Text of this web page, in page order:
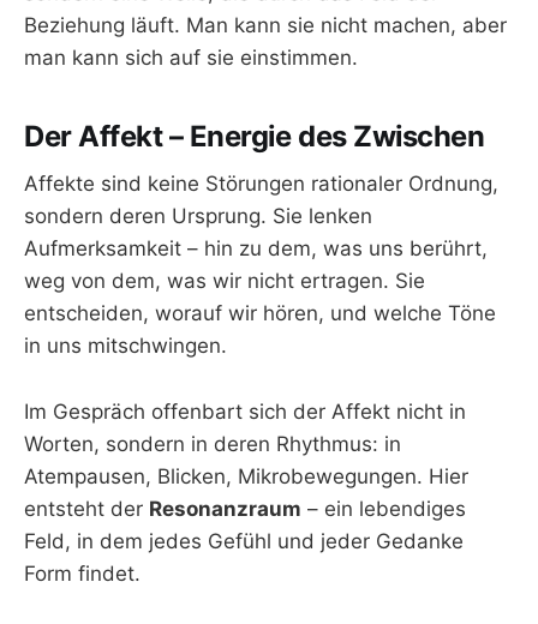
Beziehung läuft. Man kann sie nicht machen, aber
man kann sich auf sie einstimmen.
Der Affekt – Energie des Zwischen
Affekte sind keine Störungen rationaler Ordnung,
sondern deren Ursprung. Sie lenken
Aufmerksamkeit – hin zu dem, was uns berührt,
weg von dem, was wir nicht ertragen. Sie
entscheiden, worauf wir hören, und welche Töne
in uns mitschwingen.
Im Gespräch offenbart sich der Affekt nicht in
Worten, sondern in deren Rhythmus: in
Atempausen, Blicken, Mikrobewegungen. Hier
entsteht der Resonanzraum – ein lebendiges
Feld, in dem jedes Gefühl und jeder Gedanke
Form findet.